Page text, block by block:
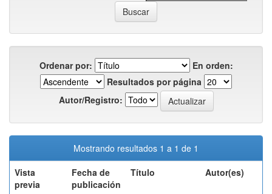
Ordenar por:
En orden:
Resultados por página
Autor/Registro:
Mostrando resultados 1 a 1 de 1
Vista
previa
Fecha de
publicación
Título Autor(es)